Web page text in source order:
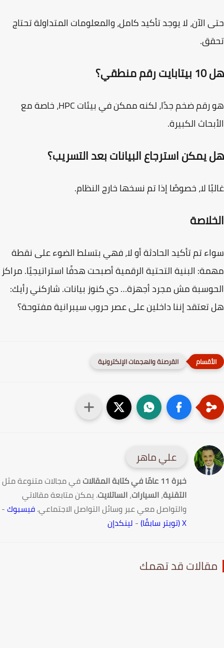
الآن، لا يوجد تأكيد كامل، والمعلومات المتداولة تحتاج
منطقي؟
هو رقم ضخم جدًا، لكنه ممكن في بيئات HPC، خاصة مع
الكبيرة.
استرجاع البيانات بعد التسريب؟
لا، خصوصًا إذا تم نسخها خارج النظام.
تم تأكيد الحادثة أو لا، فهي بتسلط الضوء على نقطة
البنية التحتية الرقمية أصبحت هدفًا استراتيجيًا. مراكز
مش مجرد أجهزة… دي كنوز بيانات. شاركني رأيك:
إننا داخلين على عصر حروب سيبرانية مفتوحة؟
القرصنة والهجمات الإلكترونية
علي ماهر
خبرة 11 عامًا في كتابة المقالات
في مجالات متنوعة مثل
التقنية،السيارات،الساتلايت. يمكن متابعة مقالاتي
والتواصل معي عبر وسائل التواصل الاجتماعي.فيسبوك-
-لينكدإن
قد تهمك